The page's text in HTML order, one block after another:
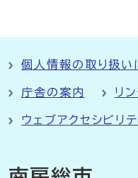
個人情報の取り扱い
庁舎の案内 リ
ウェブアクセシビリ